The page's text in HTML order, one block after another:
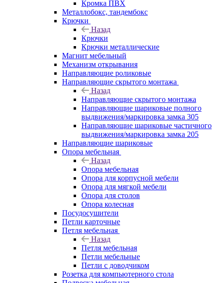
Кромка ПВХ
Металлобокс, тандембокс
Крючки
Назад
Крючки
Крючки металлические
Магнит мебельный
Механизм открывания
Направляющие роликовые
Направляющие скрытого монтажа
Назад
Направляющие скрытого монтажа
Направляющие шариковые полного
выдвижения/маркировка замка 305
Направляющие шариковые частичного
выдвижения/маркировка замка 205
Направляющие шариковые
Опора мебельная
Назад
Опора мебельная
Опора для корпусной мебели
Опора для мягкой мебели
Опора для столов
Опора колесная
Посудосушители
Петли карточные
Петля мебельная
Назад
Петля мебельная
Петли мебельные
Петли с доводчиком
Розетка для компьютерного стола